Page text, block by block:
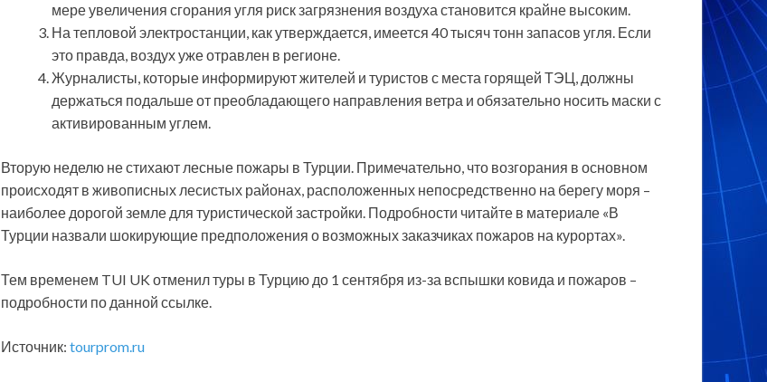
мере увеличения сгорания угля риск загрязнения воздуха становится крайне высоким.
На тепловой электростанции, как утверждается, имеется 40 тысяч тонн запасов угля. Если
это правда, воздух уже отравлен в регионе.
Журналисты, которые информируют жителей и туристов с места горящей ТЭЦ, должны
держаться подальше от преобладающего направления ветра и обязательно носить маски с
активированным углем.
Вторую неделю не стихают лесные пожары в Турции. Примечательно, что возгорания в основном
происходят в живописных лесистых районах, расположенных непосредственно на берегу моря –
наиболее дорогой земле для туристической застройки. Подробности читайте в материале «В
Турции назвали шокирующие предположения о возможных заказчиках пожаров на курортах».
Тем временем TUI UK отменил туры в Турцию до 1 сентября из-за вспышки ковида и пожаров –
подробности по данной ссылке.
Источник: tourprom.ru